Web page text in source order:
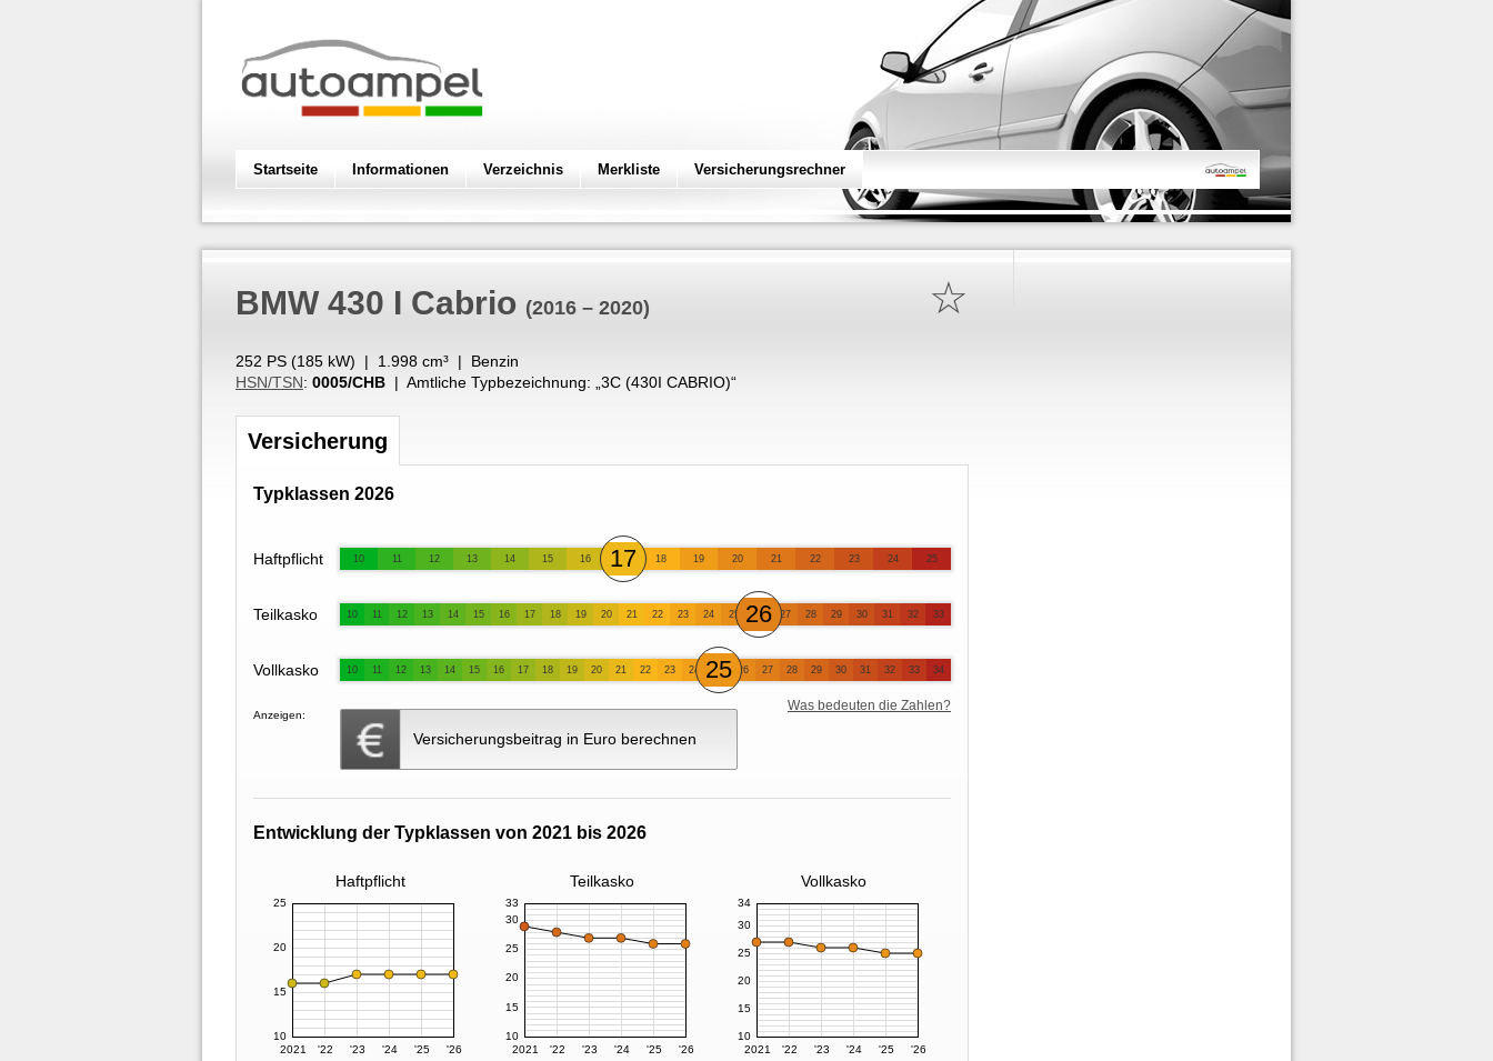
Startseite Informationen Verzeichnis Merkliste Versicherungsrechner
☆
BMW 430 I Cabrio (2016 – 2020)
252 PS (185 kW) | 1.998 cm³ | Benzin
HSN/TSN: 0005/CHB | Amtliche Typbezeichnung: „ 3C (430I CABRIO)“
Versicherung
Typklassen 2026
Haftpflicht 10 11 12 13 14 15 16 17 18 19 20 21 22 23 24 25
Teilkasko 10 11 12 13 14 15 16 17 18 19 20 21 22 23 24 25 26 27 28 29 30 31 32 33
Vollkasko 10 11 12 13 14 15 16 17 18 19 20 21 22 23 24 25 26 27 28 29 30 31 32 33 34
Anzeigen:
Versicherungsbeitrag in Euro berechnen
Was bedeuten die Zahlen?
Entwicklung der Typklassen von 2021 bis 2026
Haftpflicht Teilkasko Vollkasko
2021 '22 '23 '24 '25 '26
10
15
20
25
2021 '22 '23 '24 '25 '26
10
15
20
25
30
33
2021 '22 '23 '24 '25 '26
10
15
20
25
30
34